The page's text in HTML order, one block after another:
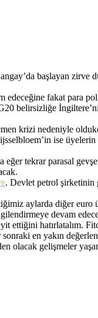
başlayan
fakat para
belirsizliğe
krizi nedeniyle
ise
eğer tekrar parasal
. Devlet petrol şirketinin
aylarda diğer
devam
ettiğini hatırlatalım.
en yakın
olacak gelişmeler